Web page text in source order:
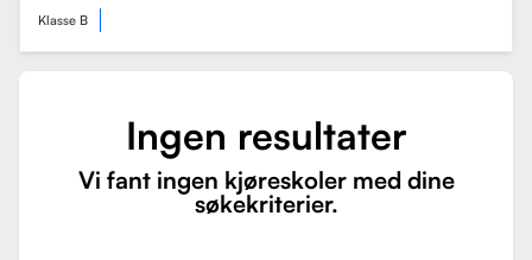
Klasse B
Ingen resultater
Vi fant ingen kjøreskoler med dine
søkekriterier.